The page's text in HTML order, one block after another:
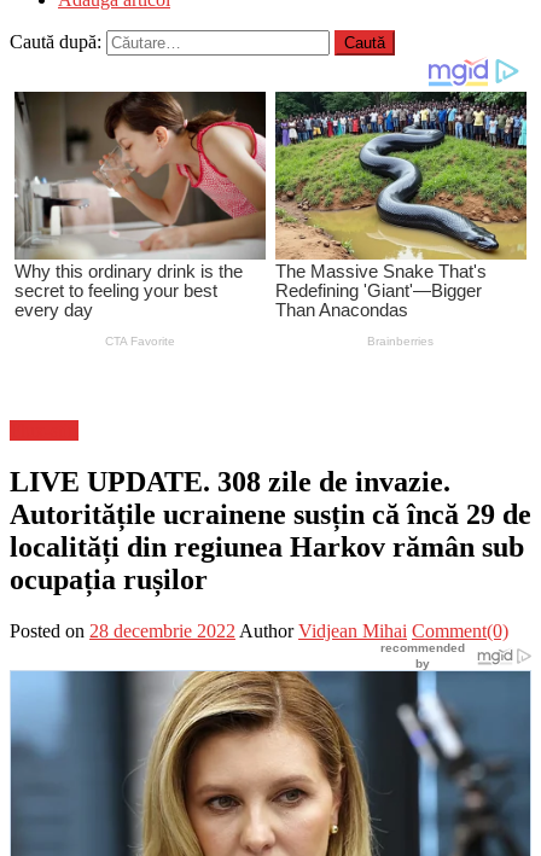
Caută după:
LIVE UPDATE. 308 zile de invazie.
Autoritățile ucrainene susțin că încă 29 de
localități din regiunea Harkov rămân sub
ocupația rușilor
Posted on 28 decembrie 2022 Author Vidjean Mihai Comment(0)